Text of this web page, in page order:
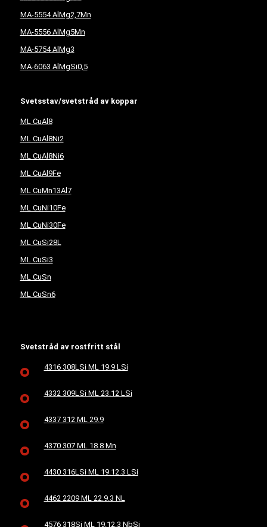
MA-5554 AlMg2,7Mn
MA-5556 AlMg5Mn
MA-5754 AlMg3
MA-6063 AlMgSi0,5
Svetsstav/svetstråd av koppar
ML CuAl8
ML CuAl8Ni2
ML CuAl8Ni6
ML CuAl9Fe
ML CuMn13Al7
ML CuNi10Fe
ML CuNi30Fe
ML CuSi28L
ML CuSi3
ML CuSn
ML CuSn6
Svetstråd av rostfritt stål
4316 308LSi ML 19.9 LSi
4332 309LSi ML 23.12 LSi
4337 312 ML 29.9
4370 307 ML 18.8 Mn
4430 316LSi ML 19.12.3 LSi
4462 2209 ML 22.9.3 NL
4576 318Si ML 19.12.3 NbSi